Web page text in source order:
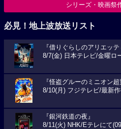
シリーズ・映画祭
必見！地上波放送リスト
『借りぐらしのアリエッテ
8/7(金) 日本テレビ/金曜ロ
『怪盗グルーのミニオン超
8/10(月) フジテレビ/最新
『銀河鉄道の夜』
8/11(火) NHK/Eテレにて